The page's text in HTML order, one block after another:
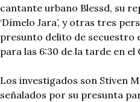
cantante urbano Blessd, su
‘Dímelo Jara’, y otras tres
presunto delito de secuestro
para las 6:30 de la tarde en
Los investigados son Stiven
señalados por su presunta